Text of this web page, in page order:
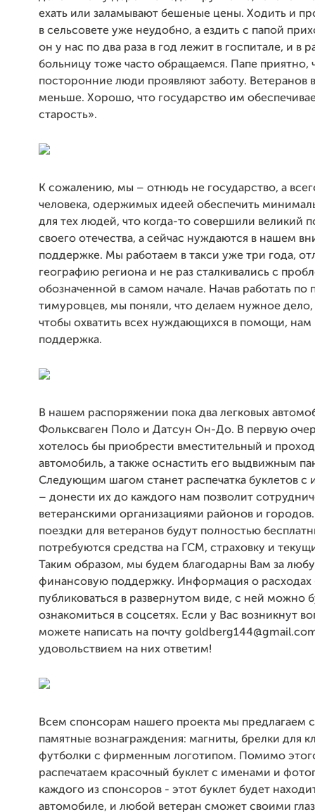
ехать или заламывают бешеные цены. Ходить и
в сельсовете уже неудобно, а ездить с папой
он у нас по два раза в год лежит в госпитале, и в
больницу тоже часто обращаемся. Папе приятно,
посторонние люди проявляют заботу. Ветеранов
меньше. Хорошо, что государство им
старость».
К сожалению, мы – отнюдь не государство, а
человека, одержимых идеей обеспечить
для тех людей, что когда-то совершили великий
своего отечества, а сейчас нуждаются в нашем
поддержке. Мы работаем в такси уже три года,
географию региона и не раз сталкивались с
обозначенной в самом начале. Начав работать по
тимуровцев, мы поняли, что делаем нужное дело,
чтобы охватить всех нуждающихся в помощи,
поддержка.
В нашем распоряжении пока два легковых
Фольксваген Поло и Датсун Он-До. В первую
хотелось бы приобрести вместительный и
автомобиль, а также оснастить его выдвижным
Следующим шагом станет распечатка буклетов
– донести их до каждого нам позволит
ветеранскими организациями районов и
поездки для ветеранов будут полностью
потребуются средства на ГСМ, страховку и
Таким образом, мы будем благодарны Вам за
финансовую поддержку. Информация о расходах
публиковаться в развернутом виде, с ней можно
ознакомиться в соцсетях. Если у Вас возникнут
можете написать на почту
удовольствием на них ответим!
Всем спонсорам нашего проекта мы предлагаем
памятные вознаграждения: магниты, брелки для
футболки с фирменным логотипом. Помимо
распечатаем красочный буклет с именами и
каждого из спонсоров - этот буклет будет
автомобиле, и любой ветеран сможет своими